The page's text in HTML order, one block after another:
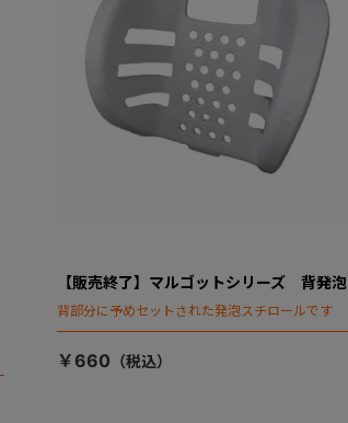
【販売終了】マルゴットシリーズ 背発泡
背部分に予めセットされた発泡スチロールです
￥660